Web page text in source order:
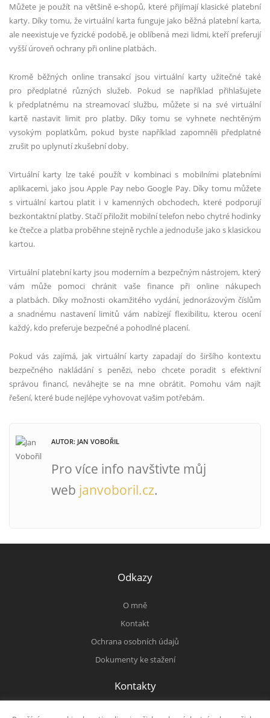
Můžete je použít na většině e-shopů, které přijímají klasické platební
karty. Díky tomu, že virtuální karta funguje jako běžná platební karta,
ale neexistuje ve fyzické podobě, je oblíbená mezi lidmi, kteří preferují
vyšší úroveň ochrany při online platbách.
Kromě běžných online transakcí jsou virtuální karty užitečné také
pro předplatné různých služeb. Pokud se například přihlašujete
k předplatnému na streamovací službu, můžete si na své virtuální
kartě nastavit limit pro platby. Díky tomu se vyhnete nechtěným
vysokým poplatkům, pokud byste například zapomněli předplatné
zrušit po uplynutí zkušební doby.
Virtuální karty lze také použít v kombinaci s mobilními platebními
aplikacemi, jako jsou Apple Pay nebo Google Pay. Díky tomu můžete
s virtuální kartou platit i v kamenných obchodech, které podporují
bezkontaktní platby. Stačí přiložit mobilní telefon nebo chytré hodinky
ke čtečce a platba proběhne stejně rychle a jednoduše jako s klasickou
kartou.
Virtuální platební karty jsou moderním a bezpečným nástrojem, který
vám může pomoci chránit vaše finance při online nákupech
a platbách. Díky možnosti okamžitého vydání, jednorázovým číslům
a snadnému nastavení limitů vám nabízejí flexibilitu, kterou ocení
každý, kdo preferuje bezpečné a pohodlné placení.
Pokud vás zajímá, jak virtuální karty zapadají do širšího kontextu
bezpečného nakládání s penězi, nebo chcete poradit s efektivní
správou financí, neváhejte se na mne obrátit. Pomohu vám najít
řešení, které bude nejlépe vyhovovat vašim potřebám.
AUTOR: JAN VOBOŘIL
Pro více info navštivte můj
web janvoboril.cz.
Odkazy
O mně
Kontakt
Ochrana osobních údajů
Dokumenty ke stažení
Kontakty
+420 723 581 260 | poradce@janvoboril.cz |